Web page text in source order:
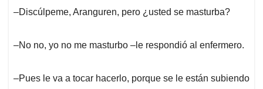
‒Discúlpeme, Aranguren, pero ¿usted se masturba?
‒No no, yo no me masturbo ‒le respondió al enfermero.
‒Pues le va a tocar hacerlo, porque se le están subiendo